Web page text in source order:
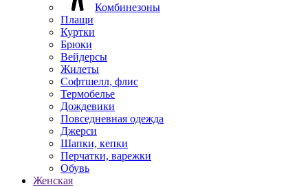
Комбинезоны
Плащи
Куртки
Брюки
Вейдерсы
Жилеты
Софтшелл, флис
Термобелье
Дождевики
Повседневная одежда
Джерси
Шапки, кепки
Перчатки, варежки
Обувь
Женская